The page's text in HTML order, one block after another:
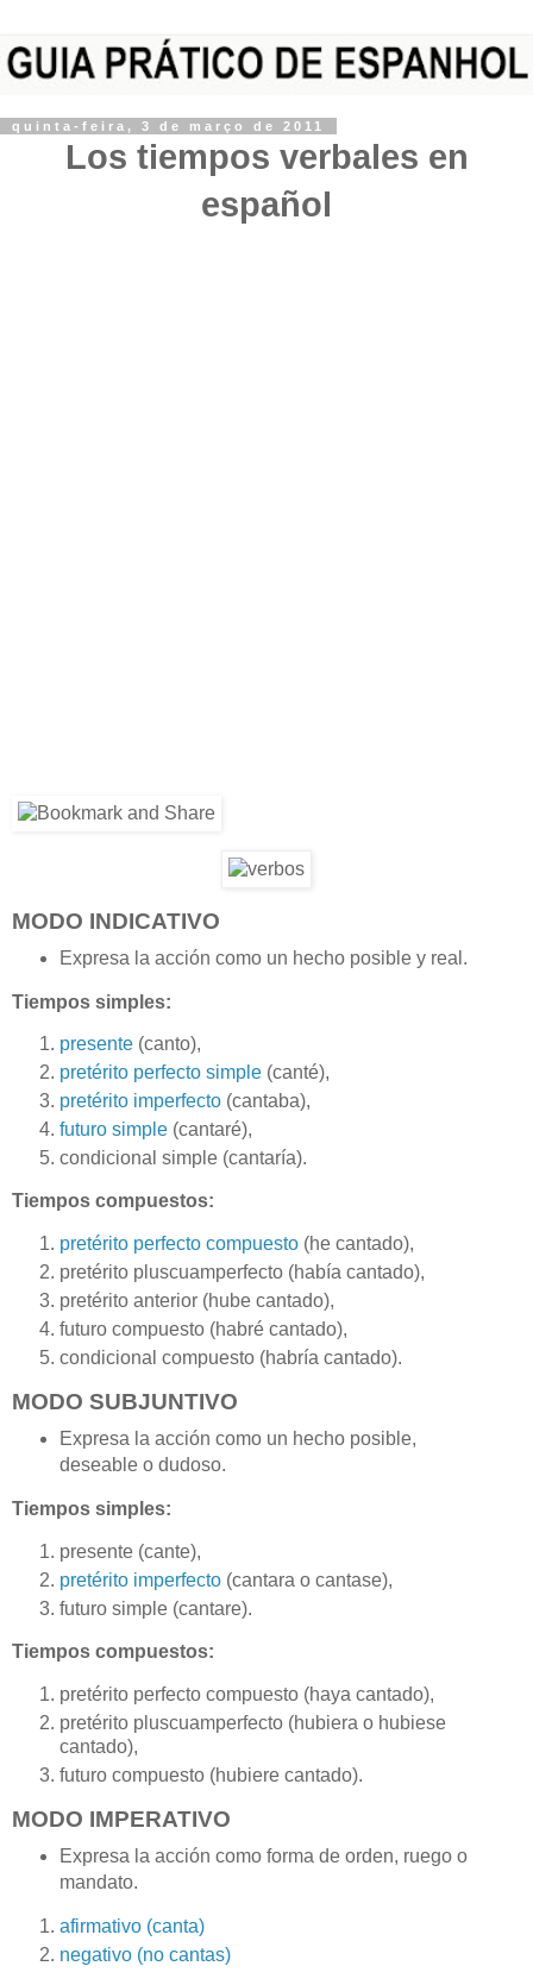
quinta-feira, 3 de março de 2011
Los tiempos verbales en
español
MODO INDICATIVO
Expresa la acción como un hecho posible y real.
Tiempos simples:
presente (canto),
pretérito perfecto simple (canté),
pretérito imperfecto (cantaba),
futuro simple (cantaré),
condicional simple (cantaría).
Tiempos compuestos:
pretérito perfecto compuesto (he cantado),
pretérito pluscuamperfecto (había cantado),
pretérito anterior (hube cantado),
futuro compuesto (habré cantado),
condicional compuesto (habría cantado).
MODO SUBJUNTIVO
Expresa la acción como un hecho posible,
deseable o dudoso.
Tiempos simples:
presente (cante),
pretérito imperfecto (cantara o cantase),
futuro simple (cantare).
Tiempos compuestos:
pretérito perfecto compuesto (haya cantado),
pretérito pluscuamperfecto (hubiera o hubiese
cantado),
futuro compuesto (hubiere cantado).
MODO IMPERATIVO
Expresa la acción como forma de orden, ruego o
mandato.
afirmativo (canta)
negativo (no cantas)